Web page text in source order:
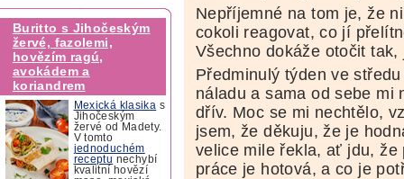
Buritto s Jihočeským
žervé, fazolemi,
hovězím ragú,
avokádem a
koriandrem
Mexická klasika s
Jihočeským
žervé od Madety.
V tomto
jednoduchém
receptu nechybí
kvalitní hovězí
Nepříjemné na tom je, že
cokoli reagovat, co jí
Všechno dokáže otočit
Předminulý týden ve
náladu a sama od sebe
dřív. Moc se mi nechtělo,
jsem, že děkuju, že je
velice mile řekla, ať jdu,
práce je hotová, a co je